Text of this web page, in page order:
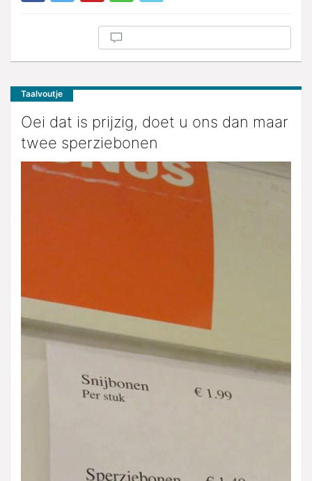
Taalvoutje
Oei dat is prijzig, doet u ons dan maar
twee sperziebonen